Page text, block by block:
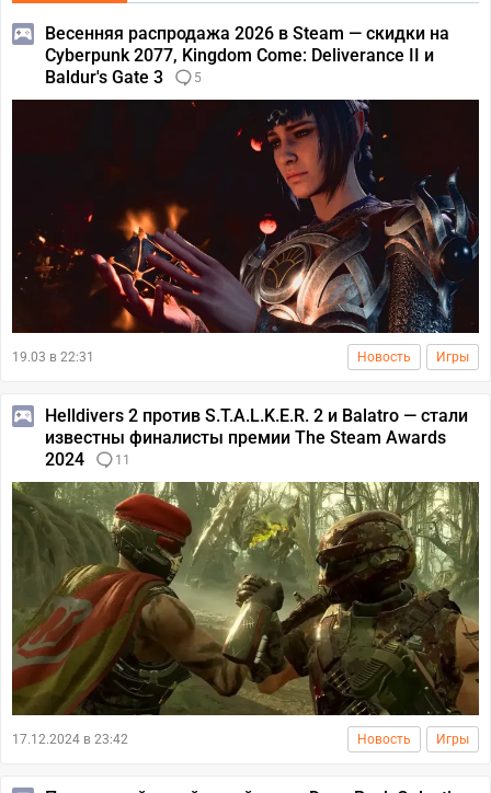
Весенняя распродажа 2026 в Steam — скидки на
Cyberpunk 2077, Kingdom Come: Deliverance II и
Baldur's Gate 3
5
19.03 в 22:31 Новость Игры
Helldivers 2 против S.T.A.L.K.E.R. 2 и Balatro — стали
известны финалисты премии The Steam Awards
2024
11
17.12.2024 в 23:42 Новость Игры